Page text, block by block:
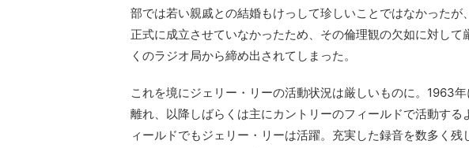
部では若い親戚との結婚もけっして珍しいことではなかった
正式に成立させていなかったため、その倫理観の欠如に対し
くのラジオ局から締め出されてしまった。
これを境にジェリー・リーの活動状況は厳しいものに。1963
離れ、以降しばらくは主にカントリーのフィールドで活動す
ィールドでもジェリー・リーは活躍。充実した録音を数多く